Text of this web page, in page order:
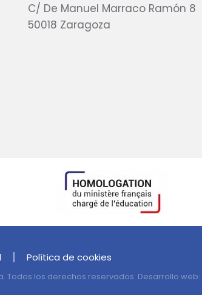
C/ De Manuel Marraco Ramón 8
50018 Zaragoza
Política de cookies
Todos los derechos reservados. Desarrollo web: